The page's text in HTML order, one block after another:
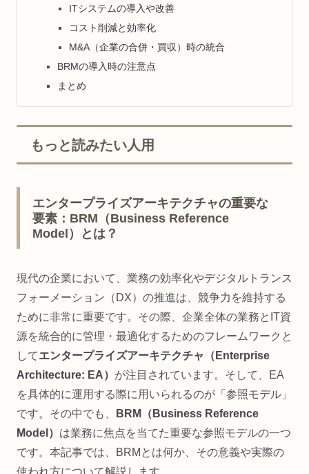
ITシステムの導入や改善
コスト削減と効率化
M&A（企業の合併・買収）時の統合
BRMの導入時の注意点
まとめ
もっと読みたい人用
エンタープライズアーキテクチャの重要な
要素：BRM（Business Reference
Model）とは？
現代の企業において、業務の効率化やデジタルトランス
フォーメーション（DX）の推進は、競争力を維持する
ために非常に重要です。その際、企業全体の業務とIT資
源を統合的に管理・最適化するためのフレームワークと
してエンタープライズアーキテクチャ（Enterprise
Architecture: EA） が注目されています。そして、EA
を具体的に運用する際に用いられるのが「参照モデル」
です。その中でも、
BRM（Business Reference
Model） は業務に焦点を当てた重要な参照モデルの一つ
です。本記事では、BRMとは何か、その意義や実際の